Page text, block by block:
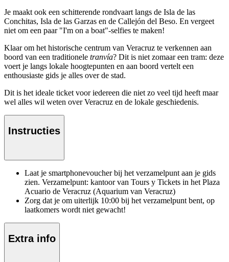
Je maakt ook een schitterende rondvaart langs de Isla de las
Conchitas, Isla de las Garzas en de Callejón del Beso. En vergeet
niet om een paar "I'm on a boat"-selfies te maken!
Klaar om het historische centrum van Veracruz te verkennen aan
boord van een traditionele tranvía? Dit is niet zomaar een tram: deze
voert je langs lokale hoogtepunten en aan boord vertelt een
enthousiaste gids je alles over de stad.
Dit is het ideale ticket voor iedereen die niet zo veel tijd heeft maar
wel alles wil weten over Veracruz en de lokale geschiedenis.
Instructies
Laat je smartphonevoucher bij het verzamelpunt aan je gids
zien. Verzamelpunt: kantoor van Tours y Tickets in het Plaza
Acuario de Veracruz (Aquarium van Veracruz)
Zorg dat je om uiterlijk 10:00 bij het verzamelpunt bent, op
laatkomers wordt niet gewacht!
Extra info